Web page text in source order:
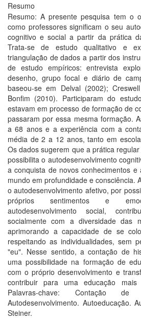
Resumo
Resumo: A presente pesquisa tem o
como professores significam o seu
cognitivo e social a partir da prática
Trata-se de estudo qualitativo e
triangulação de dados a partir dos
de estudo empíricos: entrevista
desenho, grupo focal e diário de
baseou-se em Delval (2002);
Bonfim (2010). Participaram do
estavam em processo de formação de
passaram por essa mesma formação.
a 68 anos e a experiência com a
média de 2 a 12 anos, tanto em
Os dados sugerem que a prática
possibilita o autodesenvolvimento
a conquista de novos conhecimentos
mundo em profundidade e consciência.
o autodesenvolvimento afetivo, por
próprios sentimentos e
autodesenvolvimento social,
socialmente com a diversidade das
aprimorando a capacidade de se
respeitando as individualidades, sem
"eu". Nesse sentido, a contação de
uma possibilidade na formação de
com o próprio desenvolvimento e
contribuir para uma educação mais
Palavras-chave: Contação de
Autodesenvolvimento. Autoeducação.
Steiner.